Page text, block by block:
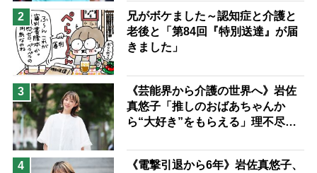
予防法
2
兄がボケました～認知症と介護と
老後と「第84回『特別送達』が届
きました」
3
《芸能界から介護の世界へ》岩佐
真悠子「推しのおばあちゃんか
ら“大好き”をもらえる」理不尽さ
場は「愛おしい」
4
《電撃引退から6年》岩佐真悠子、